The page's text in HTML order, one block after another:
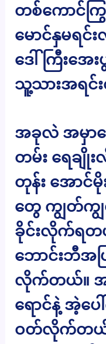
တစ်ကောင်က
မောင်နှမရင်
ဒေါ်ကြီးအေ
သူ့သားအရင်
အခုလဲ အမှာ
တမ်း ရေချို
တုန်း အောင်
တွေ ကျွတ်
ခိုင်းလိုက်ရတယ်
ဘောင်းဘီအပ
လိုက်တယ်။ အ
ရောင်နဲ့ အဲ့ပေ
ဝတ်လိုက်တယ်။